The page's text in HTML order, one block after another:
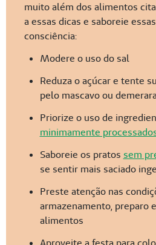
muito além dos alimentos
a essas dicas e saboreie
consciência:
Modere o uso do sal
Reduza o açúcar e tente
pelo mascavo ou demerara
Priorize o uso de
minimamente
Saboreie os pratos sem
se sentir mais saciado
Preste atenção nas
armazenamento, preparo
alimentos